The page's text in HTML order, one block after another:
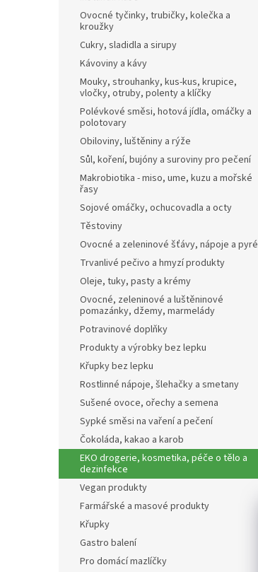
Ovocné tyčinky, trubičky, kolečka a
kroužky
Cukry, sladidla a sirupy
Kávoviny a kávy
Mouky, strouhanky, kus-kus, krupice,
vločky, otruby, polenty a klíčky
Polévkové směsi, hotová jídla, omáčky a
polotovary
Obiloviny, luštěniny a rýže
Sůl, koření, bujóny a suroviny pro pečení
Makrobiotika - miso, ume, kuzu a mořské
řasy
Sojové omáčky, ochucovadla a octy
Těstoviny
Ovocné a zeleninové šťávy, nápoje a pyré
Trvanlivé pečivo a hmyzí produkty
Oleje, tuky, pasty a krémy
Ovocné, zeleninové a luštěninové
pomazánky, džemy, marmelády
Potravinové doplňky
Produkty a výrobky bez lepku
Křupky bez lepku
Rostlinné nápoje, šlehačky a smetany
Sušené ovoce, ořechy a semena
Sypké směsi na vaření a pečení
Čokoláda, kakao a karob
EKO drogerie, kosmetika, péče o tělo a
dezinfekce
Vegan produkty
Farmářské a masové produkty
Křupky
Gastro balení
Pro domácí mazlíčky